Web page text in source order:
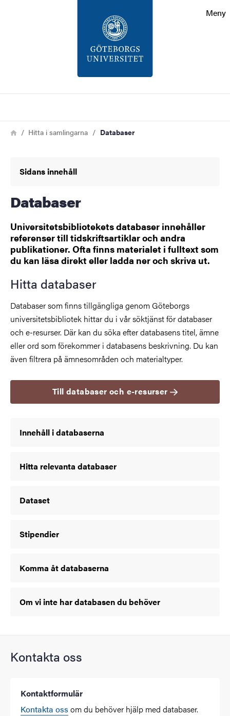
Meny
Länkstig
HemHitta i samlingarna Databaser
Sidans innehåll
Databaser
Universitetsbibliotekets databaser innehåller
referenser till tidskriftsartiklar och andra
publikationer. Ofta finns materialet i fulltext som
du kan läsa direkt eller ladda ner och skriva ut.
Hitta databaser
Databaser som finns tillgängliga genom Göteborgs
universitetsbibliotek hittar du i vår söktjänst för databaser
och e-resurser. Där kan du söka efter databasens titel, ämne
eller ord som förekommer i databasens beskrivning. Du kan
även filtrera på ämnesområden och materialtyper.
Till databaser och e-resurser
Innehåll i databaserna
Hitta relevanta databaser
Dataset
Stipendier
Komma åt databaserna
Om vi inte har databasen du behöver
Kontakta oss
Kontaktformulär
Kontakta oss om du behöver hjälp med databaser.